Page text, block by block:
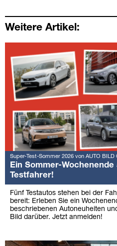
Weitere Artikel:
Super-Test-Sommer 2026 von AUTO BILD
Ein Sommer-Wochenende
Testfahrer!
Fünf Testautos stehen bei der
bereit: Erleben Sie ein
beschriebenen Autoneuheiten
Bild darüber. Jetzt anmelden!